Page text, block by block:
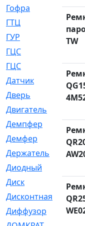
Гофра
ГТЦ
ГУР
ГЦC
ГЦС
Датчик
Дверь
Двигатель
Демпфер
Демфер
Держатель
Диодный
Диск
Дисконтная
Диффузор
TW